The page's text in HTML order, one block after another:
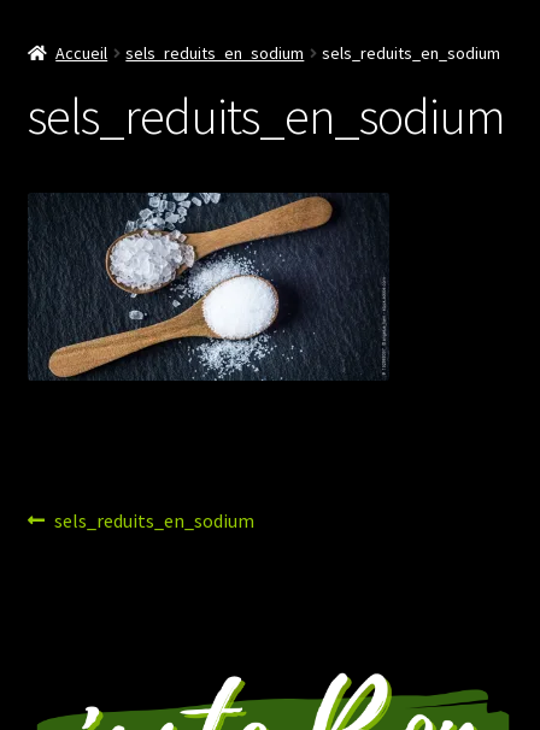
Accueil sels_reduits_en_sodium sels_reduits_en_sodium
sels_reduits_en_sodium
Navigation
Article
sels_reduits_en_sodium